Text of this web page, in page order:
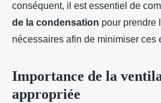
conséquent, il est essentiel de
de la condensation pour prendre
nécessaires afin de minimiser ces
Importance de la
appropriée